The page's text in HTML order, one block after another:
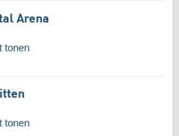
Arena
tonen
tonen